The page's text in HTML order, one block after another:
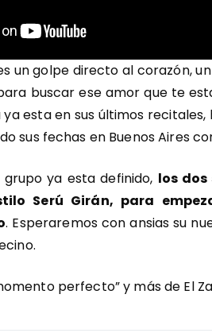
un golpe directo al corazón,
buscar ese amor que te
esta en sus últimos
sus fechas en Buenos Aires
ya esta definido, los
Serú Girán, para
. Esperaremos con ansias su
perfecto” y más de El